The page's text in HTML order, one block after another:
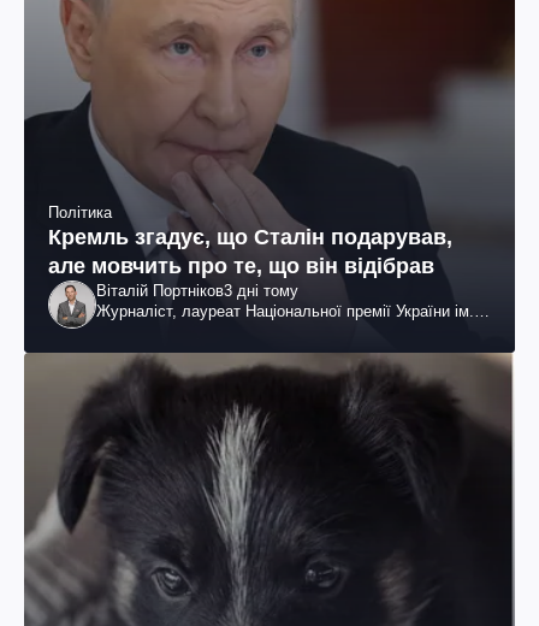
Політика
Кремль згадує, що Сталін подарував,
але мовчить про те, що він відібрав
Віталій Портніков3 дні тому
Журналіст, лауреат Національної премії України ім.